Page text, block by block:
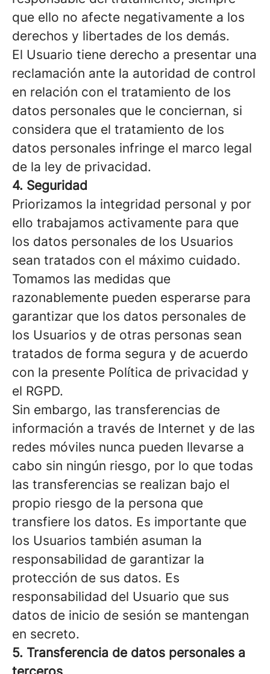
que ello no afecte negativamente a los
derechos y libertades de los demás.
El Usuario tiene derecho a presentar una
reclamación ante la autoridad de control
en relación con el tratamiento de los
datos personales que le conciernan, si
considera que el tratamiento de los
datos personales infringe el marco legal
de la ley de privacidad.
4. Seguridad
Priorizamos la integridad personal y por
ello trabajamos activamente para que
los datos personales de los Usuarios
sean tratados con el máximo cuidado.
Tomamos las medidas que
razonablemente pueden esperarse para
garantizar que los datos personales de
los Usuarios y de otras personas sean
tratados de forma segura y de acuerdo
con la presente Política de privacidad y
el RGPD.
Sin embargo, las transferencias de
información a través de Internet y de las
redes móviles nunca pueden llevarse a
cabo sin ningún riesgo, por lo que todas
las transferencias se realizan bajo el
propio riesgo de la persona que
transfiere los datos. Es importante que
los Usuarios también asuman la
responsabilidad de garantizar la
protección de sus datos. Es
responsabilidad del Usuario que sus
datos de inicio de sesión se mantengan
en secreto.
5. Transferencia de datos personales a